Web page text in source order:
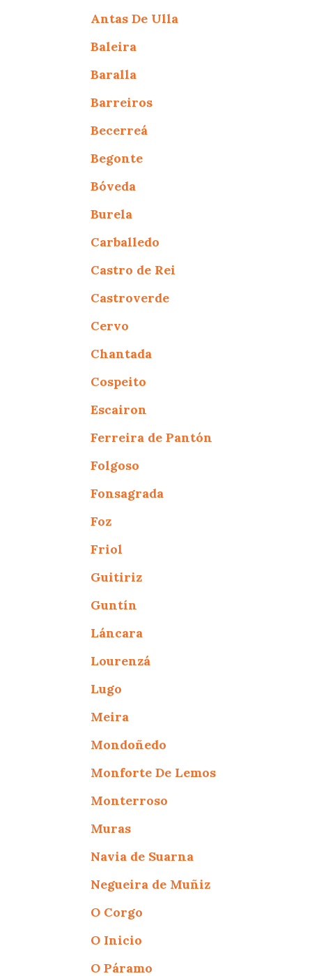
Antas De Ulla
Baleira
Baralla
Barreiros
Becerreá
Begonte
Bóveda
Burela
Carballedo
Castro de Rei
Castroverde
Cervo
Chantada
Cospeito
Escairon
Ferreira de Pantón
Folgoso
Fonsagrada
Foz
Friol
Guitiriz
Guntín
Láncara
Lourenzá
Lugo
Meira
Mondoñedo
Monforte De Lemos
Monterroso
Muras
Navia de Suarna
Negueira de Muñiz
O Corgo
O Inicio
O Páramo